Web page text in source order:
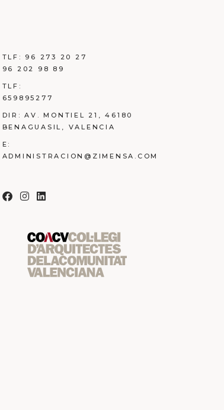
TLF: 96 273 20 27
96 202 98 89
TLF:
659895277
DIR:AV. MONTIEL 21, 46180
BENAGUASIL, VALENCIA
E:
ADMINISTRACION@ZIMENSA.COM